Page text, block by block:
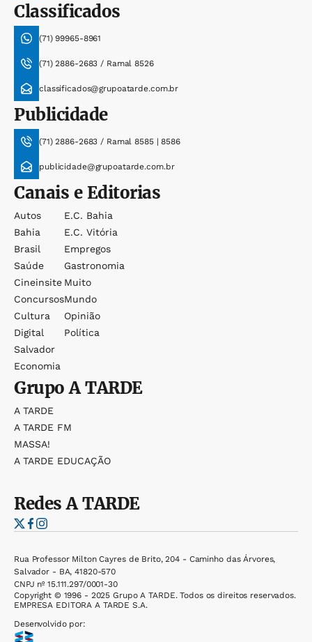
Classificados
(71) 99965-8961
(71) 2886-2683 / Ramal 8526
classificados@grupoatarde.com.br
Publicidade
(71) 2886-2683 / Ramal 8585 | 8586
publicidade@grupoatarde.com.br
Canais e Editorias
Autos
Bahia
Brasil
Saúde
Cineinsite
Concursos
Cultura
Digital
Salvador
Economia
E.c. Bahia
E.c. Vitória
Empregos
Gastronomia
Muito
Mundo
Opinião
Política
GrupoA TARDE
A TARDE
A TARDE FM
MASSA!
A TARDE EDUCAÇÃO
RedesA TARDE
Rua Professor Milton Cayres de Brito, 204 - Caminho das Árvores,
Salvador - BA, 41820-570
CNPJ nº 15.111.297/0001-30
Copyright © 1996 - 2025 Grupo A TARDE. Todos os direitos reservados.
EMPRESA EDITORA A TARDE S.A.
Desenvolvido por: